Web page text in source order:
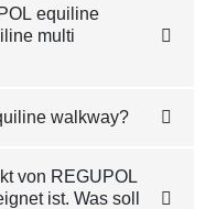
equiline
multi
walkway?
von REGUPOL
ist. Was soll